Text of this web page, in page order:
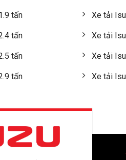
tấn
tấn
tấn
tấn
Xe tải
Xe tải
Xe tải
Xe tải